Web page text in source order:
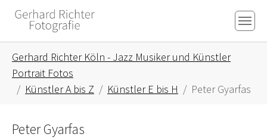
Skip to main content
Skip to page footer
Gerhard Richter Köln - Jazz Musiker und Künstler
Portrait Fotos
Künstler A bis Z
Künstler E bis H Peter Gyarfas
Peter Gyarfas